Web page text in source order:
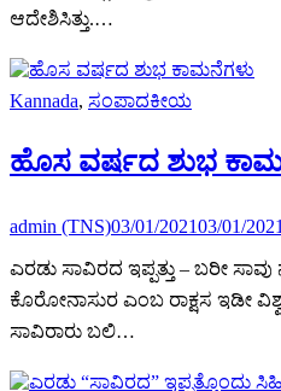
ಆದೇಶಿಸಿತ್ತು.…
Kannada, ಸಂಪಾದಕೀಯ
ಹೊಸ ವರ್ಷದ ಶುಭ
admin (TNS)03/01/202103/01/2021
ಎರಡು ಸಾವಿರದ ಇಪ್ಪತ್ತು – ಬರೀ
ಕೊರೋನಾಸುರ ಎಂಬ ರಾಕ್ಷಸ ಇಡೀ
ಸಾವಿರಾರು ಬಲಿ…